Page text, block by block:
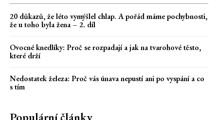
20 důkazů, že léto vymýšlel chlap. A pořád máme pochybnosti,
že u toho byla žena – 2. díl
Ovocné knedlíky: Proč se rozpadají a jak na tvarohové těsto,
které drží
Nedostatek železa: Proč vás únava nepustí ani po vyspání a co
s tím
Populární články